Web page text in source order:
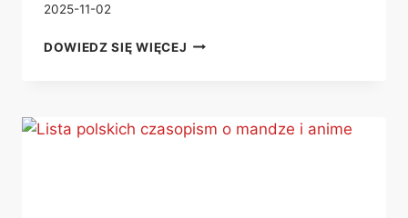
2025-11-02
DOWIEDZ SIĘ WIĘCEJ ZŁOTE
PALMY